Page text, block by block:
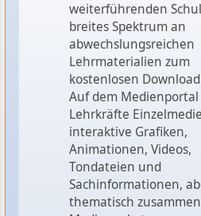
weiterführenden
breites Spektrum an
abwechslungsreichen
Lehrmaterialien zum
kostenlosen
Auf dem
Lehrkräfte
interaktive Grafiken,
Animationen, Videos,
Tondateien und
Sachinformationen,
thematisch